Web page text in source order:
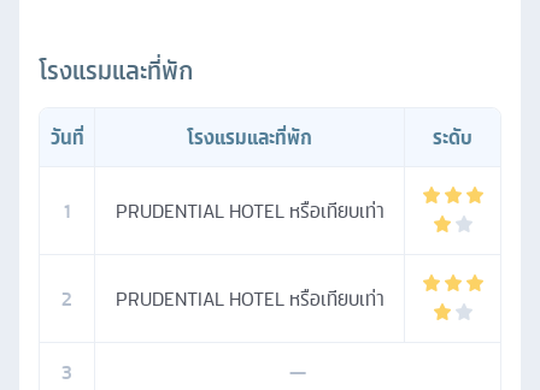
โรงแรมและที่พัก
วันที่ โรงแรมและที่พัก ระดับ
1 PRUDENTIAL HOTEL หรือเทียบเท่า
2 PRUDENTIAL HOTEL หรือเทียบเท่า
3 —